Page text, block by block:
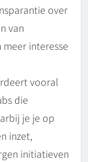
over
van
interesse
vooral
die
je je op
inzet,
initiatieven